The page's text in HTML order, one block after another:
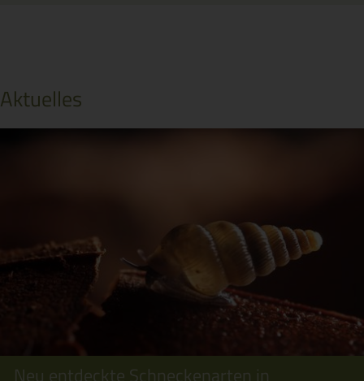
Aktuelles
Neu entdeckte Schneckenarten in